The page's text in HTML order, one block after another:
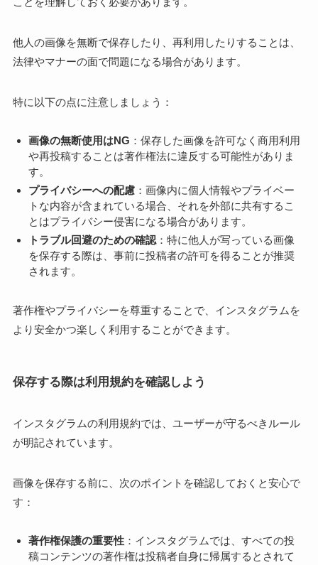
他人の画像を無断で保存したり、再利用したりすることは、
法律やマナーの面で問題になる場合があります。
特に以下の点に注意しましょう：
画像の無断使用はNG ：保存した画像を許可なく商用利用
や再投稿することは著作権法に違反する可能性がありま
す。
プライバシーへの配慮 ：画像内に個人情報やプライベー
トな内容が含まれている場合、それを外部に共有するこ
とはプライバシー侵害になる場合があります。
トラブル回避のための確認 ：特に他人が写っている画像
を保存する際は、事前に投稿者の許可を得ることが推奨
されます。
著作権やプライバシーを尊重することで、インスタグラムを
より安全かつ楽しく利用することができます。
保存する際は利用規約を確認しよう
インスタグラムの利用規約では、ユーザーが守るべきルール
が明記されています。
画像を保存する前に、次のポイントを確認しておくと安心で
す：
著作権保護の重要性 ：インスタグラムでは、すべての投
稿コンテンツの著作権は投稿者自身に帰属するとされて